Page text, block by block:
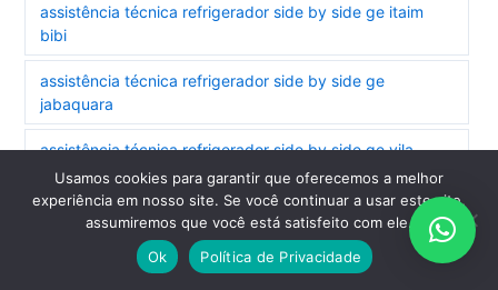
assistência técnica refrigerador side by side ge itaim
bibi
assistência técnica refrigerador side by side ge
jabaquara
assistência técnica refrigerador side by side ge vila
nova mazzei
assistência técnica secadora ge jabaquara
assistência técnica secadora ge vila nova mazzei
Usamos cookies para garantir que oferecemos a melhor
experiência em nosso site. Se você continuar a usar este site,
assumiremos que você está satisfeito com ele.
Ok
Política de Privacidade